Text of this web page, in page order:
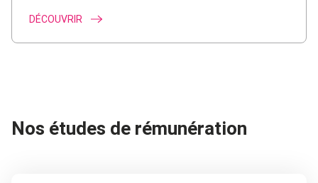
DÉCOUVRIR
Nos études de rémunération